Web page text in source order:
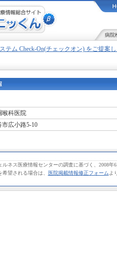
病院
テム Check-On(チェックオン) をご提案
喉科医院
広小路5-10
ルネス医療情報センターの調査に基づく、2008年
望される場合は、
医院掲載情報修正フォーム よ